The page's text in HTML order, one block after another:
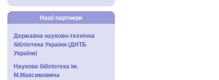
Наші партнери
Державна науково-технічна
бібліотека України (ДНТБ
України)
Наукова бібліотека ім.
М.Максимовича